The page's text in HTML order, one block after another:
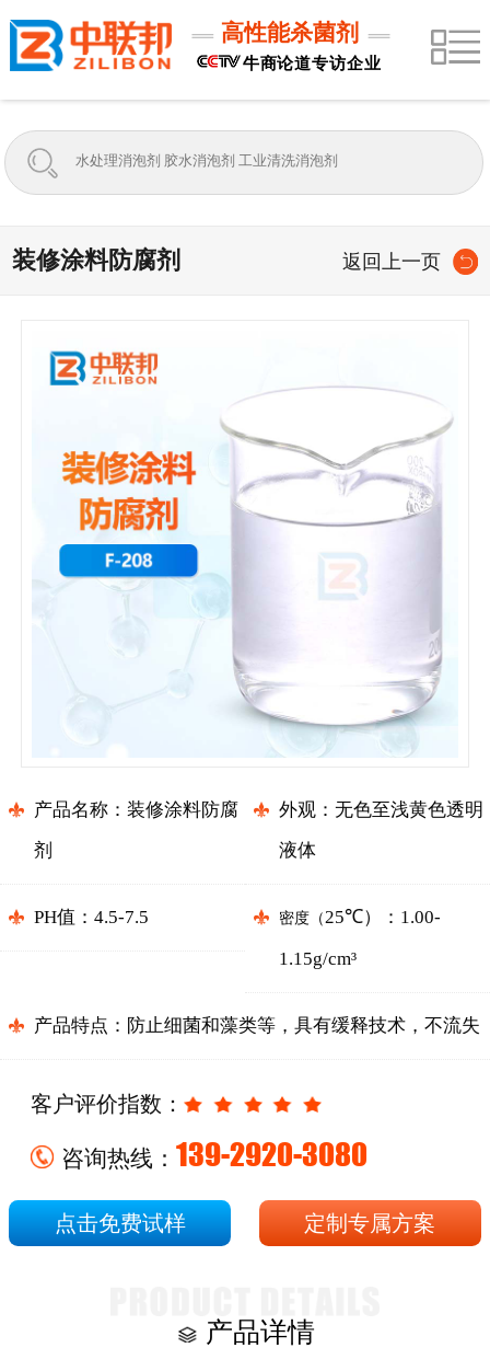
高性能杀菌剂
牛商论道专访企业
装修涂料防腐剂 返回上一页
产品名称：装修涂料防腐
剂
外观：无色至浅黄色透明
液体
PH值：4.5-7.5 密度（25℃）
：1.00-
1.15g/cm³
产品特点： 防止细菌和藻类等，具有缓释技术，不流失
客户评价指数：
咨询热线： 139-2920-3080
点击免费试样 定制专属方案
产品详情